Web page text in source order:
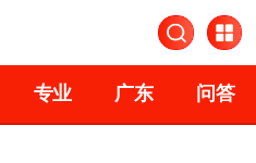
专业 广东 问答